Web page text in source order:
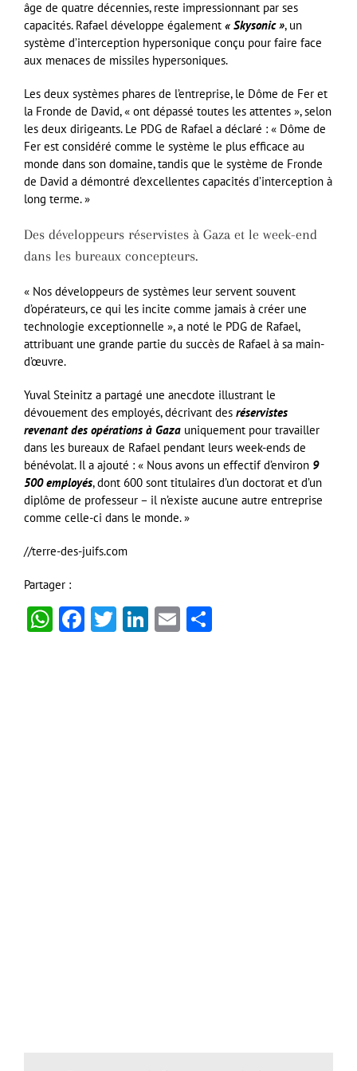
âge de quatre décennies, reste impressionnant par ses
capacités. Rafael développe également « Skysonic », un
système d’interception hypersonique conçu pour faire face
aux menaces de missiles hypersoniques.
Les deux systèmes phares de l’entreprise, le Dôme de Fer et
la Fronde de David, « ont dépassé toutes les attentes », selon
les deux dirigeants. Le PDG de Rafael a déclaré : « Dôme de
Fer est considéré comme le système le plus efficace au
monde dans son domaine, tandis que le système de Fronde
de David a démontré d’excellentes capacités d’interception à
long terme. »
Des développeurs réservistes à Gaza et le week-end
dans les bureaux concepteurs.
« Nos développeurs de systèmes leur servent souvent
d’opérateurs, ce qui les incite comme jamais à créer une
technologie exceptionnelle », a noté le PDG de Rafael,
attribuant une grande partie du succès de Rafael à sa main-
d’œuvre.
Yuval Steinitz a partagé une anecdote illustrant le
dévouement des employés, décrivant des réservistes
revenant des opérations à Gaza uniquement pour travailler
dans les bureaux de Rafael pendant leurs week-ends de
bénévolat. Il a ajouté : « Nous avons un effectif d’environ 9
500 employés, dont 600 sont titulaires d’un doctorat et d’un
diplôme de professeur – il n’existe aucune autre entreprise
comme celle-ci dans le monde. »
//terre-des-juifs.com
Partager :
WhatsApp
Facebook
Twitter
LinkedIn
Email